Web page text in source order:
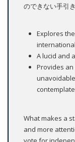
のできない手引
Explores
A lucid and
Provides
What makes a
and more